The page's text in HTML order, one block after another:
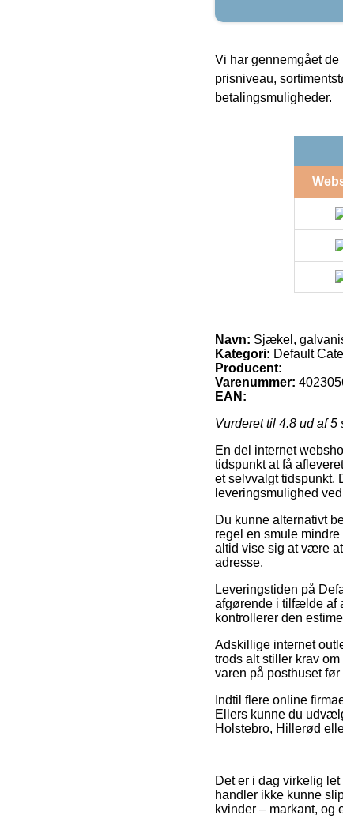
Vi har gennemgået
prisniveau,
betalingsmuligheder.
Navn: Sjækel,
Kategori: Default
Producent:
Varenummer:
EAN:
Vurderet til 4.8 ud af 5
En del internet
tidspunkt at få
et selvvalgt tidspunkt.
leveringsmulighed
Du kunne alternativt
regel en smule
altid vise sig at være
adresse.
Leveringstiden på
afgørende i tilfælde af
kontrollerer den
Adskillige internet
trods alt stiller krav
varen på posthuset
Indtil flere online
Ellers kunne du
Holstebro, Hillerød
Det er i dag virkelig
handler ikke kunne
kvinder – markant, og